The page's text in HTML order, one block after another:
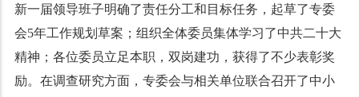
新一届领导班子明确了责任分工和目标任务，起草了专委
会5年工作规划草案；组织全体委员集体学习了中共二十大
精神；各位委员立足本职，双岗建功，获得了不少表彰奖
励。在调查研究方面，专委会与相关单位联合召开了中小